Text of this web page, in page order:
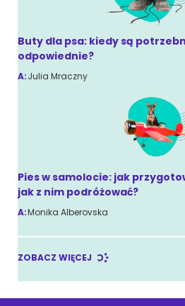
Buty dla psa: kiedy są
odpowiednie?
A:Julia Mraczny
Pies w samolocie: jak
jak z nim podróżować?
A:Monika Alberovska
ZOBACZ WIĘCEJ